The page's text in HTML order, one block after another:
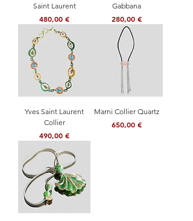
Saint Laurent
Prix
480,00 €
Gabbana
Prix
280,00 €
Yves Saint Laurent
Collier
Prix
490,00 €
Marni Collier Quartz
Prix
650,00 €